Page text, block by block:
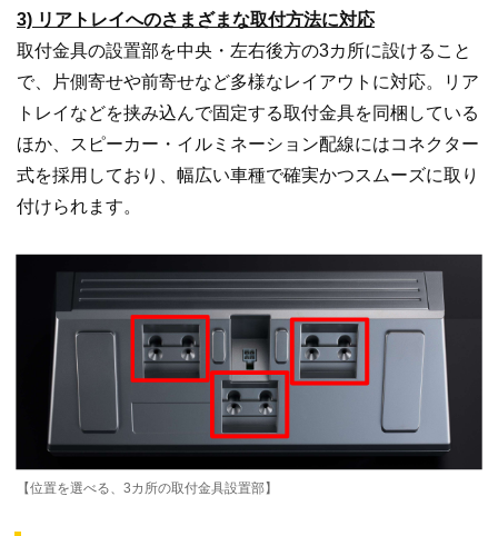
3) リアトレイへのさまざまな取付方法に対応
取付金具の設置部を中央・左右後方の3カ所に設けること
で、片側寄せや前寄せなど多様なレイアウトに対応。リア
トレイなどを挟み込んで固定する取付金具を同梱している
ほか、スピーカー・イルミネーション配線にはコネクター
式を採用しており、幅広い車種で確実かつスムーズに取り
付けられます。
【位置を選べる、3カ所の取付金具設置部】